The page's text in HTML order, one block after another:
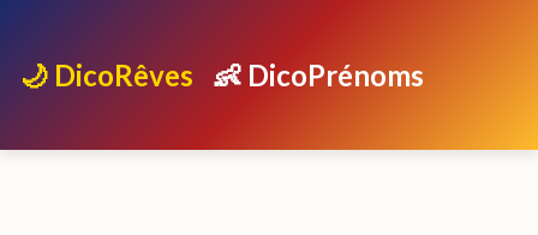
🌙 DicoRêves 👶 DicoPrénoms